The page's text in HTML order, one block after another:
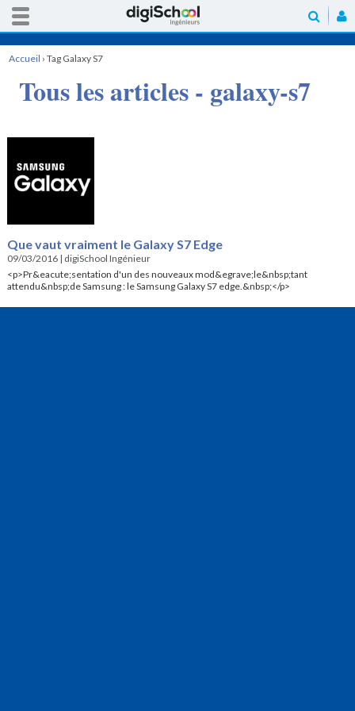
Accueil › Tag Galaxy S7
Tous les articles - galaxy-s7
Que vaut vraiment le Galaxy S7 Edge
09/03/2016| digiSchool Ingénieur
<p>Pr&eacute;sentation d'un des nouveaux mod&egrave;le&nbsp;tant
attendu&nbsp;de Samsung : le Samsung Galaxy S7 edge.&nbsp;</p>